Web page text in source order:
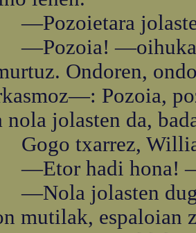
—oihukatu
Ondoren,
Pozoia,
nola jolasten da,
txarrez,
hadi hona!
jolasten
mutilak, espaloian